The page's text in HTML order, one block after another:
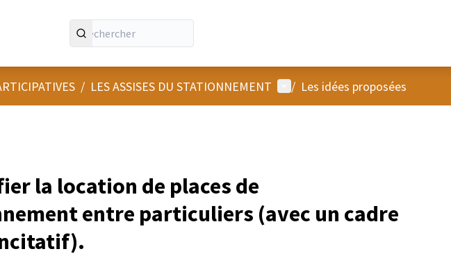
/ LES ASSISES DU STATIONNEMENT Menu utilisateur
/ Les idées proposées
la location de places de
entre particuliers (avec un cadre